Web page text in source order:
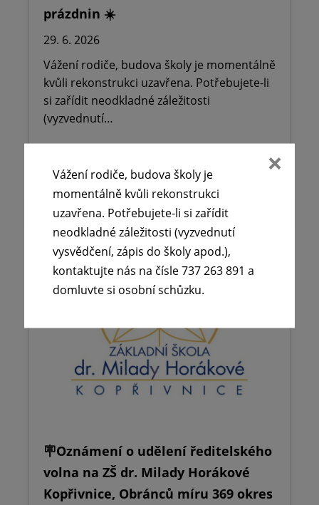
prázdnin ☀️
29. 6. 2026
Vážení rodiče, budova školy je momentálně
kvůli rekonstrukci uzavřena. Potřebujete-li
si zařídit neodkladné záležitosti
(vyzvednutí…
🪧Oznámení o udělení ředitelského
volna na ZŠ dr. Milady Horákové
Kopřivnice, Obránců míru 369 okres
Vážení rodiče, budova školy je
momentálně kvůli rekonstrukci
uzavřena. Potřebujete-li si zařídit
neodkladné záležitosti (vyzvednutí
vysvědčení, zápis do školy apod.),
kontaktujte nás na čísle 737 263 891 a
domluvte si osobní schůzku.